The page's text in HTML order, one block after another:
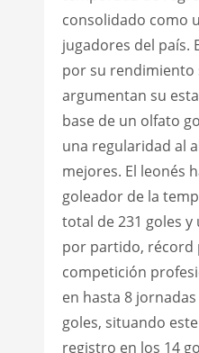
consolidado como
jugadores del país.
por su rendimiento
argumentan su
base de un olfato
una regularidad al
mejores. El leonés
goleador de la
total de 231 goles y
por partido, récord
competición
en hasta 8
goles, situando
registro en los 14